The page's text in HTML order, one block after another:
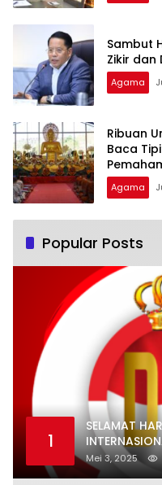
Sambut
Zikir dan
Agama
Ribuan
Baca
Agama
Popular Posts
1
SELAMAT
Mei 3, 2025